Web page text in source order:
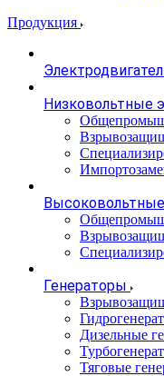
Продукция
Низковольтные
Генераторы
Дизельные
Тяговые